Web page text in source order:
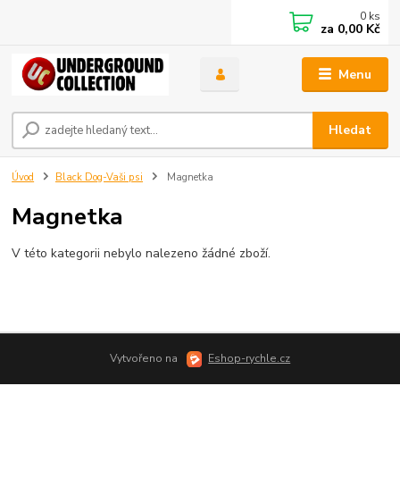
Menu
Hledat
0 ks
za 0,00 Kč
Úvod Black Dog-Vaši psi Magnetka
Magnetka
V této kategorii nebylo nalezeno žádné zboží.
Vytvořeno na Eshop-rychle.cz